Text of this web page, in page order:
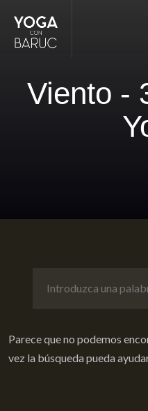
Viento -
Parece que no podemos
vez la búsqueda pueda